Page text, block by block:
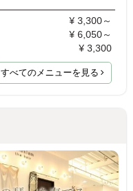
¥ 3,300～
¥ 6,050～
¥ 3,300
すべてのメニューを見る